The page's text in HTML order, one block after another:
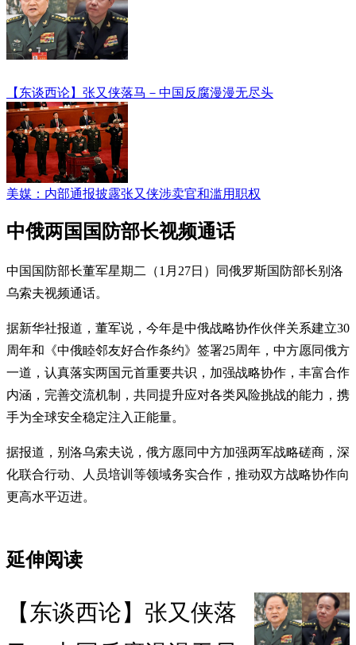
【东谈西论】张又侠落马－中国反腐漫漫无尽头
美媒：内部通报披露张又侠涉卖官和滥用职权
中俄两国国防部长视频通话
中国国防部长董军星期二（1月27日）同俄罗斯国防部长别洛
乌索夫视频通话。
据新华社报道，董军说，今年是中俄战略协作伙伴关系建立30
周年和《中俄睦邻友好合作条约》签署25周年，中方愿同俄方
一道，认真落实两国元首重要共识，加强战略协作，丰富合作
内涵，完善交流机制，共同提升应对各类风险挑战的能力，携
手为全球安全稳定注入正能量。
据报道，别洛乌索夫说，俄方愿同中方加强两军战略磋商，深
化联合行动、人员培训等领域务实合作，推动双方战略协作向
更高水平迈进。
延伸阅读
【东谈西论】张又侠落